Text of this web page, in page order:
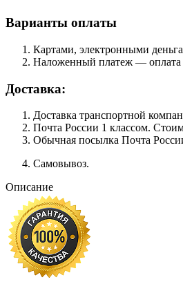
Варианты оплаты
Картами, электронными
Наложенный платеж — оплата
Доставка:
Доставка транспортной
Почта России 1 классом.
Обычная посылка Почта
Самовывоз.
Описание